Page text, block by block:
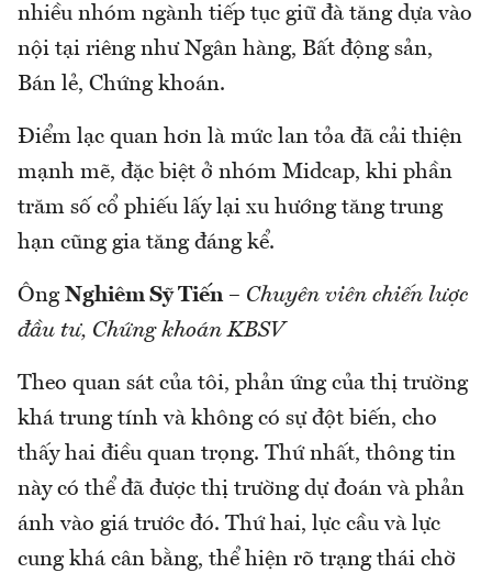
nhiều nhóm ngành tiếp tục giữ đà tăng dựa vào
nội tại riêng như Ngân hàng, Bất động sản,
Bán lẻ, Chứng khoán.
Điểm lạc quan hơn là mức lan tỏa đã cải thiện
mạnh mẽ, đặc biệt ở nhóm Midcap, khi phần
trăm số cổ phiếu lấy lại xu hướng tăng trung
hạn cũng gia tăng đáng kể.
Ông Nghiêm Sỹ Tiến– Chuyên viên chiến lược
đầu tư, Chứng khoán KBSV
Theo quan sát của tôi, phản ứng của thị trường
khá trung tính và không có sự đột biến, cho
thấy hai điều quan trọng. Thứ nhất, thông tin
này có thể đã được thị trường dự đoán và phản
ánh vào giá trước đó. Thứ hai, lực cầu và lực
cung khá cân bằng, thể hiện rõ trạng thái chờ